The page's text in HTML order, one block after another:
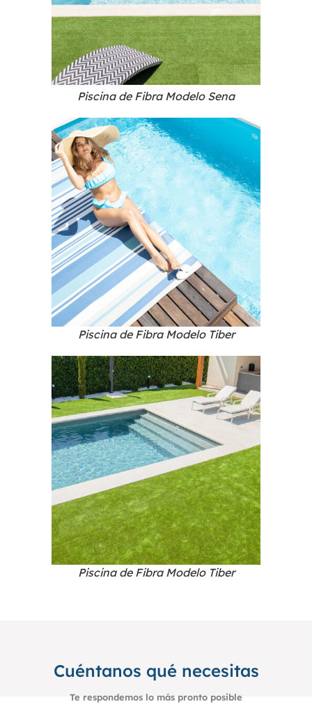
Piscina de Fibra Modelo Sena
Piscina de Fibra Modelo Tiber
Piscina de Fibra Modelo Tiber
Cuéntanos qué necesitas
Te respondemos lo más pronto posible